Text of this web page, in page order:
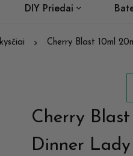
DIY Priedai
Cherry Blast 10ml
Cherry
Dinner Lady